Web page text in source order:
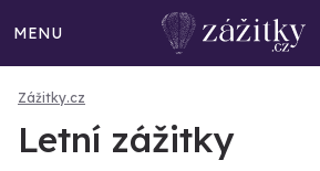
MENU
Zážitky.cz
Letní zážitky